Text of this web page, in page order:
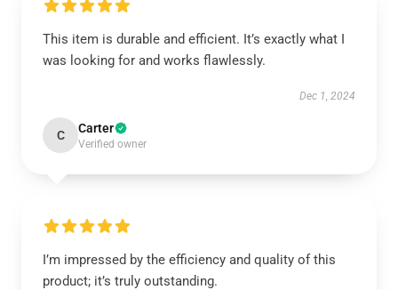
This item is durable and efficient. It’s exactly what I
was looking for and works flawlessly.
Dec 1, 2024
C Carter
Verified owner
I’m impressed by the efficiency and quality of this
product; it’s truly outstanding.